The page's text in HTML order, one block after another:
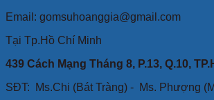
Email: gomsuhoanggia@gmail.com
Tại Tp.Hồ Chí Minh
439 Cách Mạng Tháng 8, P.13, Q.10,
SĐT: Ms.Chi (Bát Tràng) - Ms. Phượng